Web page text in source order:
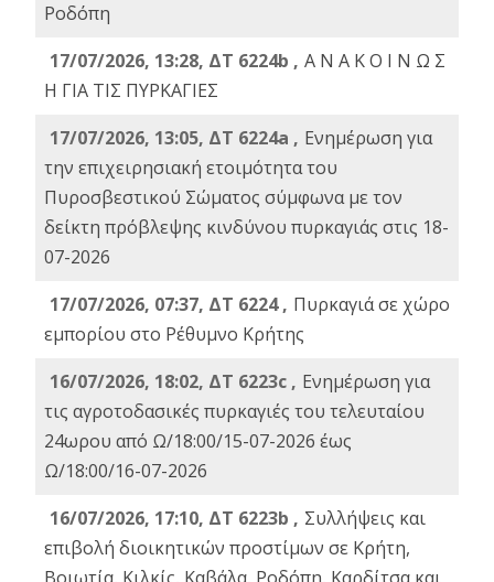
Ροδόπη
17/07/2026, 13:28, ΔΤ 6224b , Α Ν Α Κ Ο Ι Ν Ω Σ
Η ΓΙΑ ΤΙΣ ΠΥΡΚΑΓΙΕΣ
17/07/2026, 13:05, ΔΤ 6224a , Ενημέρωση για
την επιχειρησιακή ετοιμότητα του
Πυροσβεστικού Σώματος σύμφωνα με τον
δείκτη πρόβλεψης κινδύνου πυρκαγιάς στις 18-
07-2026
17/07/2026, 07:37, ΔΤ 6224 , Πυρκαγιά σε χώρο
εμπορίου στο Ρέθυμνο Κρήτης
16/07/2026, 18:02, ΔΤ 6223c , Ενημέρωση για
τις αγροτοδασικές πυρκαγιές του τελευταίου
24ωρου από Ω/18:00/15-07-2026 έως
Ω/18:00/16-07-2026
16/07/2026, 17:10, ΔΤ 6223b , Συλλήψεις και
επιβολή διοικητικών προστίμων σε Κρήτη,